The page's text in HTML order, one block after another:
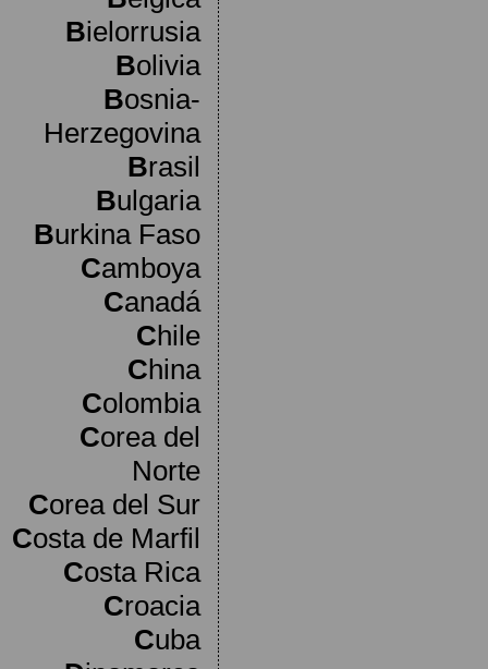
Bielorrusia
Bolivia
Bosnia-
Herzegovina
Brasil
Bulgaria
Burkina Faso
Camboya
Canadá
Chile
China
Colombia
Corea del
Norte
Corea del Sur
Costa de Marfil
Costa Rica
Croacia
Cuba